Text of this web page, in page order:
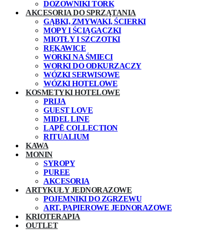
DOZOWNIKI TORK
AKCESORIA DO SPRZĄTANIA
GĄBKI, ZMYWAKI, ŚCIERKI
MOPY I ŚCIĄGACZKI
MIOTŁY I SZCZOTKI
RĘKAWICE
WORKI NA ŚMIECI
WORKI DO ODKURZACZY
WÓZKI SERWISOWE
WÓZKI HOTELOWE
KOSMETYKI HOTELOWE
PRIJA
GUEST LOVE
MIDEL LINE
LAPĒ COLLECTION
RITUALIUM
KAWA
MONIN
SYROPY
PUREE
AKCESORIA
ARTYKUŁY JEDNORAZOWE
POJEMNIKI DO ZGRZEWU
ART. PAPIEROWE JEDNORAZOWE
KRIOTERAPIA
OUTLET